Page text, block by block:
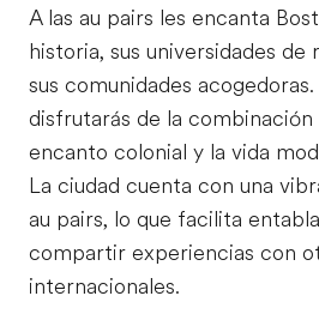
A las au pairs les encanta
historia, sus universidades
sus comunidades
disfrutarás de la
encanto colonial y la vida
La ciudad cuenta con una
au pairs, lo que facilita
compartir experiencias con
internacionales.